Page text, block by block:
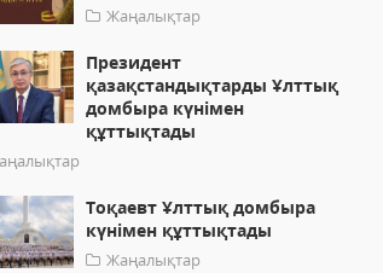
Жаңалықтар
Президент
қазақстандықтарды Ұлттық
домбыра күнімен
құттықтады
Тоқаевт Ұлттық домбыра
күнімен құттықтады
Жаңалықтар